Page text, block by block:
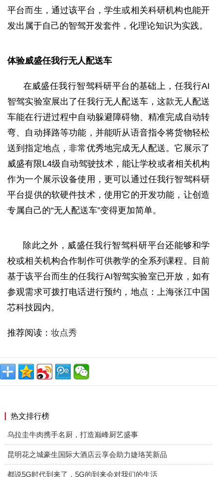
平台而生，通过该平台，学生或相关科研机构也能开
发出属于自己的智驾开发套件，化理论知识为实践。
体验威盛任我行无人配送车
在威盛任我行智驾科研平台的基础上，任我行AI
智驾实验室展出了任我行无人配送车，这款无人配送
车能在行进过程中自动躲避障碍物、精准完成自动转
弯、自动择路等功能，并能听从语音指令将货物轻松
送到指定地点，非常优秀地完成无人配送。它展示了
威盛有限L4级自动驾驶技术，能让学校或者相关机构
作为一个展示设备使用，更可以通过任我行智驾科研
平台提供的软硬件技术，使用它的开发功能，让创造
专属自己的“无人配送车”变得更加简单。
除此之外，威盛任我行智驾科研平台还能够和学
校或相关机构合作制作可供教学的全系列课程。目前
基于该平台而生的任我行AI智驾实验室已开放，如有
参观需求可拨打电话进行预约，地点：上海张江中国
芯科技园内。
推荐阅读： 妆点秀
热文排行榜
乌拉圭牛肉携手名厨，打造巅峰厨艺盛事
昆明花之城豪生国际大酒店云享会助力婕珞芙新品
都说5G时代到来了，5G的到来会对我们的生活